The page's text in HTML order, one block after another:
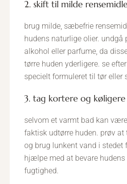
2. skift til milde
brug milde, sæbefrie
hudens naturlige olier. undgå
alkohol eller parfume, da
tørre huden yderligere. se
specielt formuleret til tør eller
3. tag kortere og køligere
selvom et varmt bad kan
faktisk udtørre huden. prøv at
og brug lunkent vand i stedet
hjælpe med at bevare
fugtighed.